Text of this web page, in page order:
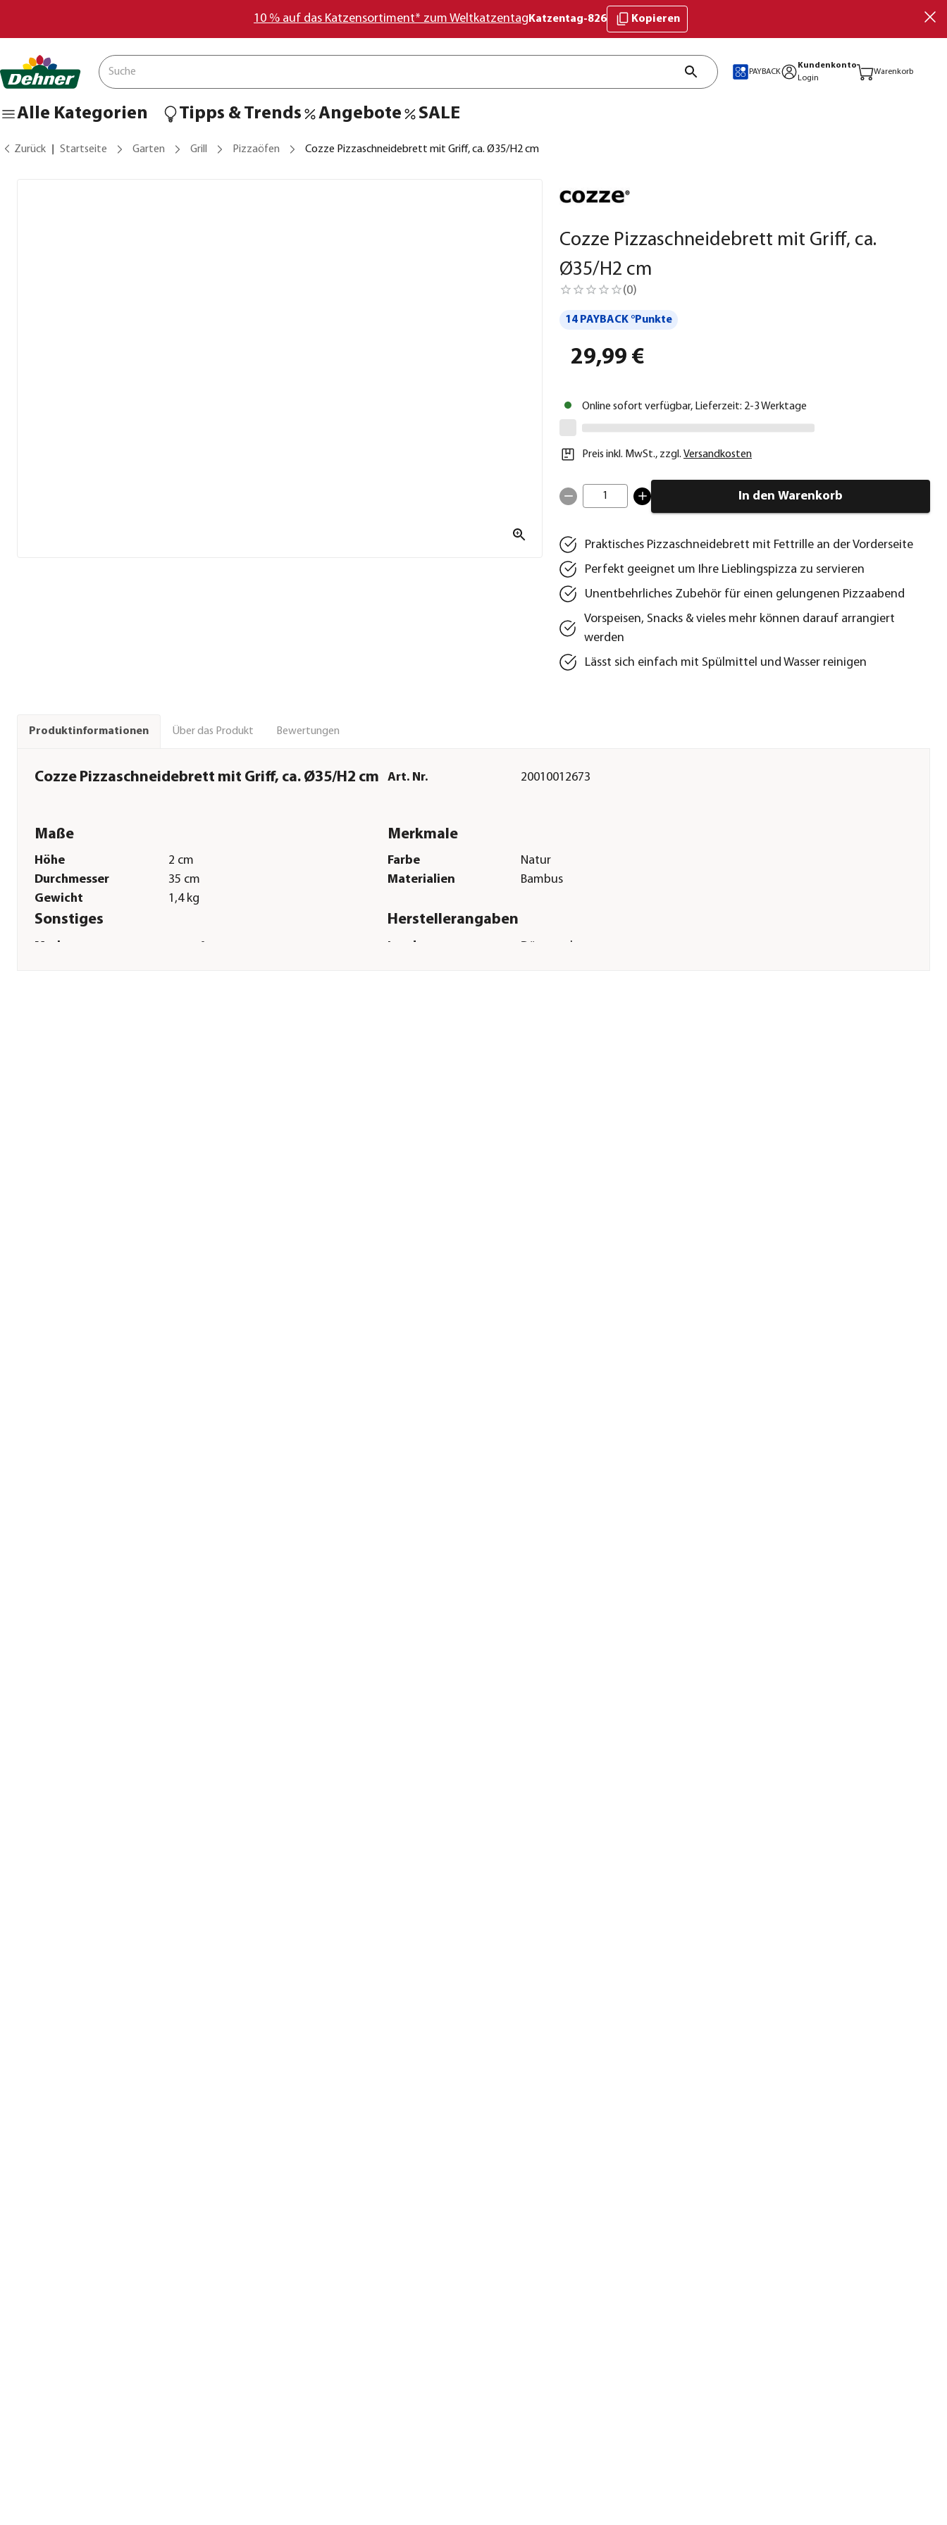
10 % auf das Katzensortiment* zum Weltkatzentag Katzentag-826 Kopieren
PAYBACK
Kundenkonto
Login
Warenkorb
Alle Kategorien Tipps & Trends Angebote SALE
Zurück Startseite Garten Grill Pizzaöfen Cozze Pizzaschneidebrett mit Griff, ca. Ø35/H2 cm
Cozze Pizzaschneidebrett mit Griff, ca.
Ø35/H2 cm
(0)
14 PAYBACK °Punkte
29,99 €
Online sofort verfügbar, Lieferzeit: 2-3 Werktage
Preis inkl. MwSt., zzgl. Versandkosten
1 In den Warenkorb
Praktisches Pizzaschneidebrett mit Fettrille an der Vorderseite
Perfekt geeignet um Ihre Lieblingspizza zu servieren
Unentbehrliches Zubehör für einen gelungenen Pizzaabend
Vorspeisen, Snacks & vieles mehr können darauf arrangiert
werden
Lässt sich einfach mit Spülmittel und Wasser reinigen
Produktinformationen Über das Produkt Bewertungen
Cozze Pizzaschneidebrett mit Griff, ca. Ø35/H2 cm Art. Nr. 20010012673
Maße
Höhe
2 cm
Durchmesser
35 cm
Gewicht
1,4 kg
Merkmale
Farbe
Natur
Materialien
Bambus
Sonstiges
Marke cozze®
Herstellerangaben
Land
Dänemark